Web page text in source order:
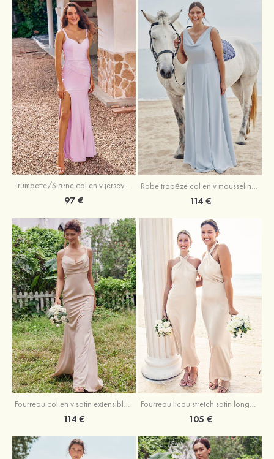
Trumpette/Sirène col en v jersey ras du sol robe de demoiselle d'honneur
97 € 114 €
Fourreau col en v satin extensible ras du sol robe de demoiselle d'honneur
114 €
Fourreau licou stretch satin longueur cheville robe de demoiselle d'honneur
105 €